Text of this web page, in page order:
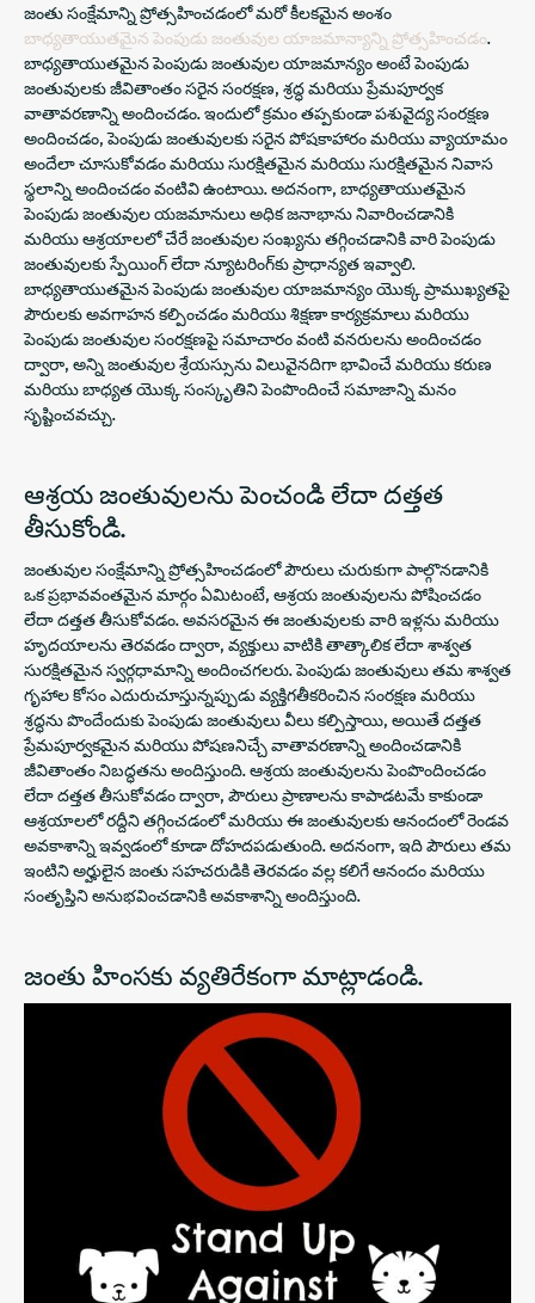
జంతు సంక్షేమాన్ని ప్రోత్సహించడంలో మరో కీలకమైన అంశం
బాధ్యతాయుతమైన పెంపుడు జంతువుల యాజమాన్యాన్ని ప్రోత్సహించడం.
బాధ్యతాయుతమైన పెంపుడు జంతువుల యాజమాన్యం అంటే పెంపుడు
జంతువులకు జీవితాంతం సరైన సంరక్షణ, శ్రద్ధ మరియు ప్రేమపూర్వక
వాతావరణాన్ని అందించడం. ఇందులో క్రమం తప్పకుండా పశువైద్య సంరక్షణ
అందించడం, పెంపుడు జంతువులకు సరైన పోషకాహారం మరియు వ్యాయామం
అందేలా చూసుకోవడం మరియు సురక్షితమైన మరియు సురక్షితమైన నివాస
స్థలాన్ని అందించడం వంటివి ఉంటాయి. అదనంగా, బాధ్యతాయుతమైన
పెంపుడు జంతువుల యజమానులు అధిక జనాభాను నివారించడానికి
మరియు ఆశ్రయాలలో చేరే జంతువుల సంఖ్యను తగ్గించడానికి వారి పెంపుడు
జంతువులకు స్పేయింగ్ లేదా న్యూటరింగ్‌కు ప్రాధాన్యత ఇవ్వాలి.
బాధ్యతాయుతమైన పెంపుడు జంతువుల యాజమాన్యం యొక్క ప్రాముఖ్యతపై
పౌరులకు అవగాహన కల్పించడం మరియు శిక్షణా కార్యక్రమాలు మరియు
పెంపుడు జంతువుల సంరక్షణపై సమాచారం వంటి వనరులను అందించడం
ద్వారా, అన్ని జంతువుల శ్రేయస్సును విలువైనదిగా భావించే మరియు కరుణ
మరియు బాధ్యత యొక్క సంస్కృతిని పెంపొందించే సమాజాన్ని మనం
సృష్టించవచ్చు.
ఆశ్రయ జంతువులను పెంచండి లేదా దత్తత
తీసుకోండి.
జంతువుల సంక్షేమాన్ని ప్రోత్సహించడంలో పౌరులు చురుకుగా పాల్గొనడానికి
ఒక ప్రభావవంతమైన మార్గం ఏమిటంటే, ఆశ్రయ జంతువులను పోషించడం
లేదా దత్తత తీసుకోవడం. అవసరమైన ఈ జంతువులకు వారి ఇళ్లను మరియు
హృదయాలను తెరవడం ద్వారా, వ్యక్తులు వాటికి తాత్కాలిక లేదా శాశ్వత
సురక్షితమైన స్వర్గధామాన్ని అందించగలరు. పెంపుడు జంతువులు తమ శాశ్వత
గృహాల కోసం ఎదురుచూస్తున్నప్పుడు వ్యక్తిగతీకరించిన సంరక్షణ మరియు
శ్రద్ధను పొందేందుకు పెంపుడు జంతువులు వీలు కల్పిస్తాయి, అయితే దత్తత
ప్రేమపూర్వకమైన మరియు పోషణనిచ్చే వాతావరణాన్ని అందించడానికి
జీవితాంతం నిబద్ధతను అందిస్తుంది. ఆశ్రయ జంతువులను పెంపొందించడం
లేదా దత్తత తీసుకోవడం ద్వారా, పౌరులు ప్రాణాలను కాపాడటమే కాకుండా
ఆశ్రయాలలో రద్దీని తగ్గించడంలో మరియు ఈ జంతువులకు ఆనందంలో రెండవ
అవకాశాన్ని ఇవ్వడంలో కూడా దోహదపడుతుంది. అదనంగా, ఇది పౌరులు తమ
ఇంటిని అర్హులైన జంతు సహచరుడికి తెరవడం వల్ల కలిగే ఆనందం మరియు
సంతృప్తిని అనుభవించడానికి అవకాశాన్ని అందిస్తుంది.
జంతు హింసకు వ్యతిరేకంగా మాట్లాడండి.